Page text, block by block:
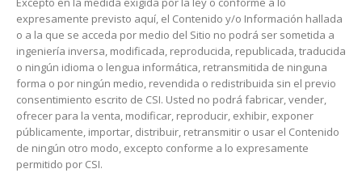
expresamente previsto aquí, el Contenido y/o Información hallada
o a la que se acceda por medio del Sitio no podrá ser sometida a
ingeniería inversa, modificada, reproducida, republicada, traducida
o ningún idioma o lengua informática, retransmitida de ninguna
forma o por ningún medio, revendida o redistribuida sin el previo
consentimiento escrito de CSI. Usted no podrá fabricar, vender,
ofrecer para la venta, modificar, reproducir, exhibir, exponer
públicamente, importar, distribuir, retransmitir o usar el Contenido
de ningún otro modo, excepto conforme a lo expresamente
permitido por CSI.